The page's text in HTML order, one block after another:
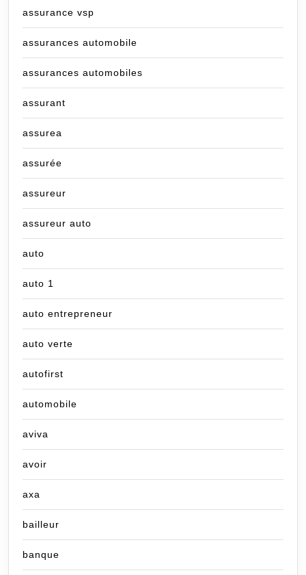
assurance vsp
assurances automobile
assurances automobiles
assurant
assurea
assurée
assureur
assureur auto
auto
auto 1
auto entrepreneur
auto verte
autofirst
automobile
aviva
avoir
axa
bailleur
banque